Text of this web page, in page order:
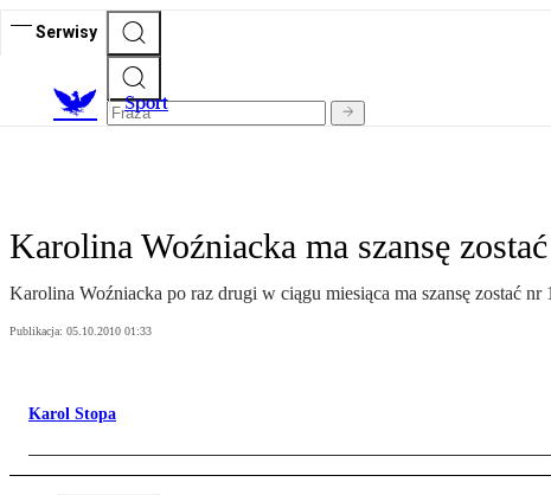
Serwisy
Sport
Karolina Woźniacka ma szansę
Karolina Woźniacka po raz drugi w ciągu miesiąca ma szansę zostać nr
Publikacja: 05.10.2010 01:33
Karol Stopa